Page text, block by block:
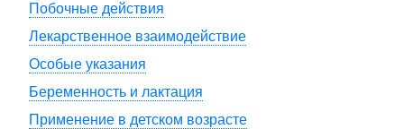
Побочные действия
Лекарственное взаимодействие
Особые указания
Беременность и лактация
Применение в детском возрасте